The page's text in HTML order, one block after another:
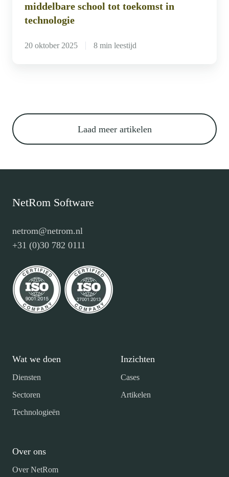
toekomst
middelbare school tot toekomst in
technologie
20 oktober 2025 8 min leestijd
Laad meer artikelen
NetRom Software
netrom@netrom.nl
+31 (0)30 782 0111
Wat we doen
Diensten
Sectoren
Technologieën
Inzichten
Cases
Artikelen
Over ons
Over NetRom